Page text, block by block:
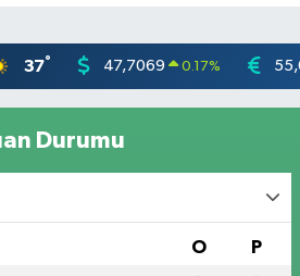
37° 47,7069 0.17%
Durumu
O P